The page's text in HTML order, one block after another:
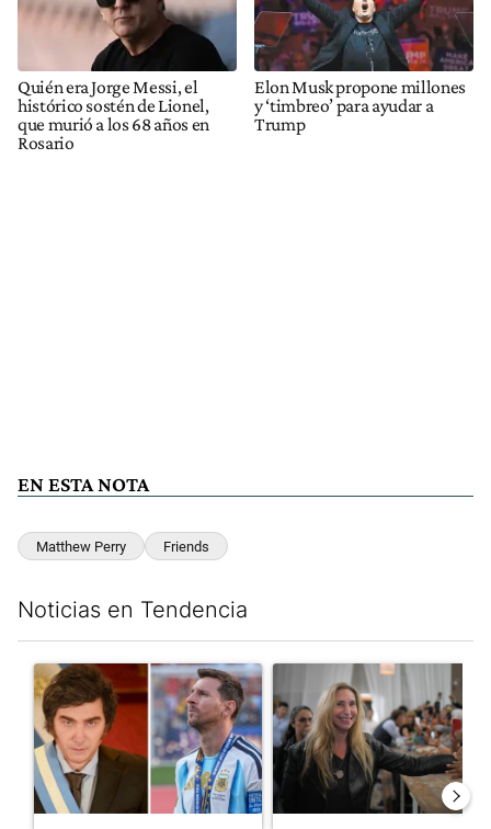
Quién era Jorge Messi, el
histórico sostén de Lionel,
que murió a los 68 años en
Rosario
Elon Musk propone millones
y ‘timbreo’ para ayudar a
Trump
EN ESTA NOTA
Matthew Perry Friends
Noticias en Tendencia
Un artículo de tendencia con el título "Milei despidió a Jorge
Un artículo de tendencia